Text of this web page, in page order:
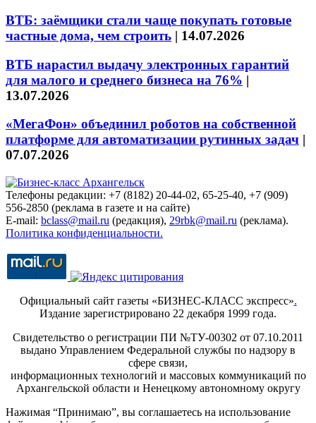
ВТБ: заёмщики стали чаще покупать готовые
частные дома, чем строить | 14.07.2026
ВТБ нарастил выдачу электронных гарантий
для малого и среднего бизнеса на 76% |
13.07.2026
«МегаФон» объединил роботов на собственной
платформе для автоматизации рутинных задач |
07.07.2026
Телефоны редакции: +7 (8182) 20-44-02, 65-25-40, +7 (909)
556-2850 (реклама в газете и на сайте)
E-mail: bclass@mail.ru (редакция), 29rbk@mail.ru (реклама).
Политика конфиденциальности.
Официальный сайт газеты «БИЗНЕС-КЛАСС экспресс».
Издание зарегистрировано 22 декабря 1999 года.
Свидетельство о регистрации ПИ №ТУ-00302 от 07.10.2011
выдано Управлением Федеральной службы по надзору в
сфере связи,
информационных технологий и массовых коммуникаций по
Архангельской области и Ненецкому автономному округу
Нажимая “Принимаю”, вы соглашаетесь на использование